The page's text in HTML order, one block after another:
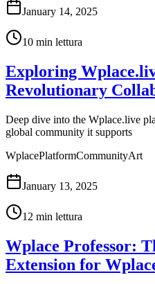
January 14, 2025
10 min lettura
Exploring
Revolutionary
Deep dive into the Wplace.live
global community it supports
WplacePlatformCommunityArt
January 13, 2025
12 min lettura
Wplace Professor:
Extension for